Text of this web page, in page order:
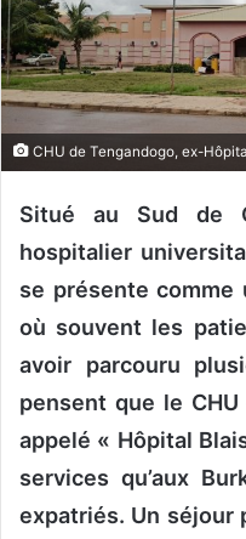
y
e
r
u
c
u
r
i
e
l
CHU de Tengandogo, ex-
Situé au Sud de
hospitalier
se présente comme
où souvent les
avoir parcouru
pensent que le
appelé « Hôpital
services qu’aux
expatriés. Un séjour